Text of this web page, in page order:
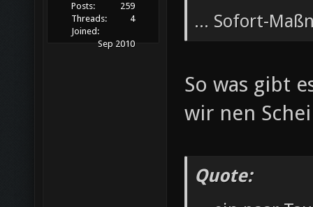
Posts:
259
Threads:
4
Joined:
Sep 2010
... Sofort-
So was gibt
wir nen
Quote: